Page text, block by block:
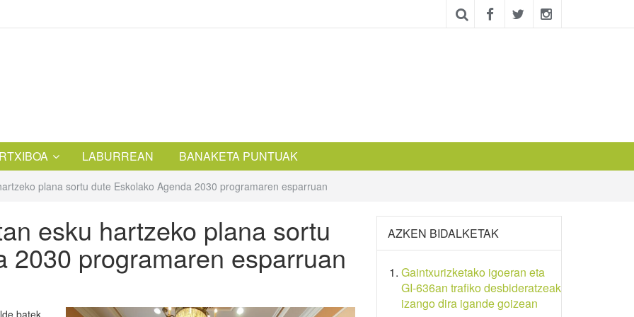
LABURREAN BANAKETA PUNTUAK
plana sortu dute Eskolako Agenda 2030 programaren esparruan
esku hartzeko plana sortu
2030 programaren esparruan
batek
AZKEN BIDALKETAK
Gaintxurizketako igoeran eta
GI-636an trafiko desbideratzeak
izango dira igande goizean